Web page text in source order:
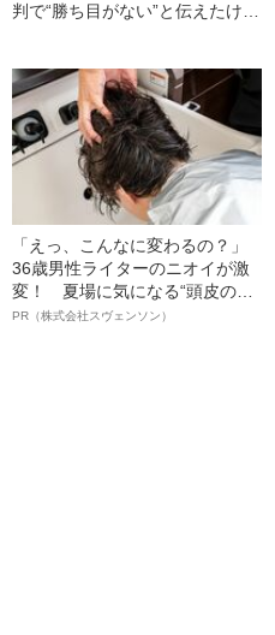
判で“勝ち目がない”と伝えたけれ
の葛藤」
「えっ、こんなに変わるの？」
36歳男性ライターのニオイが激
変！ 夏場に気になる“頭皮のニ
オイ”や“ベタつき”を解消す
PR（株式会社スヴェンソン）